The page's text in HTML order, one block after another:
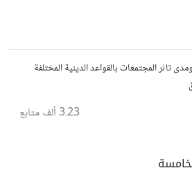
المجتمعات بالقواعد الدينية المختلفة
3.23 ألف متابع